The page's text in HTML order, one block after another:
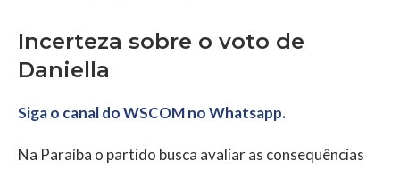
Incerteza sobre o voto de
Daniella
Siga o canal do WSCOM no Whatsapp.
Na Paraíba o partido busca avaliar as consequências